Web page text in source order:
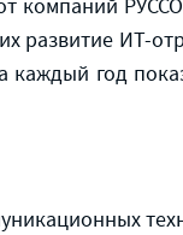
компаний
развитие ИТ-
каждый год